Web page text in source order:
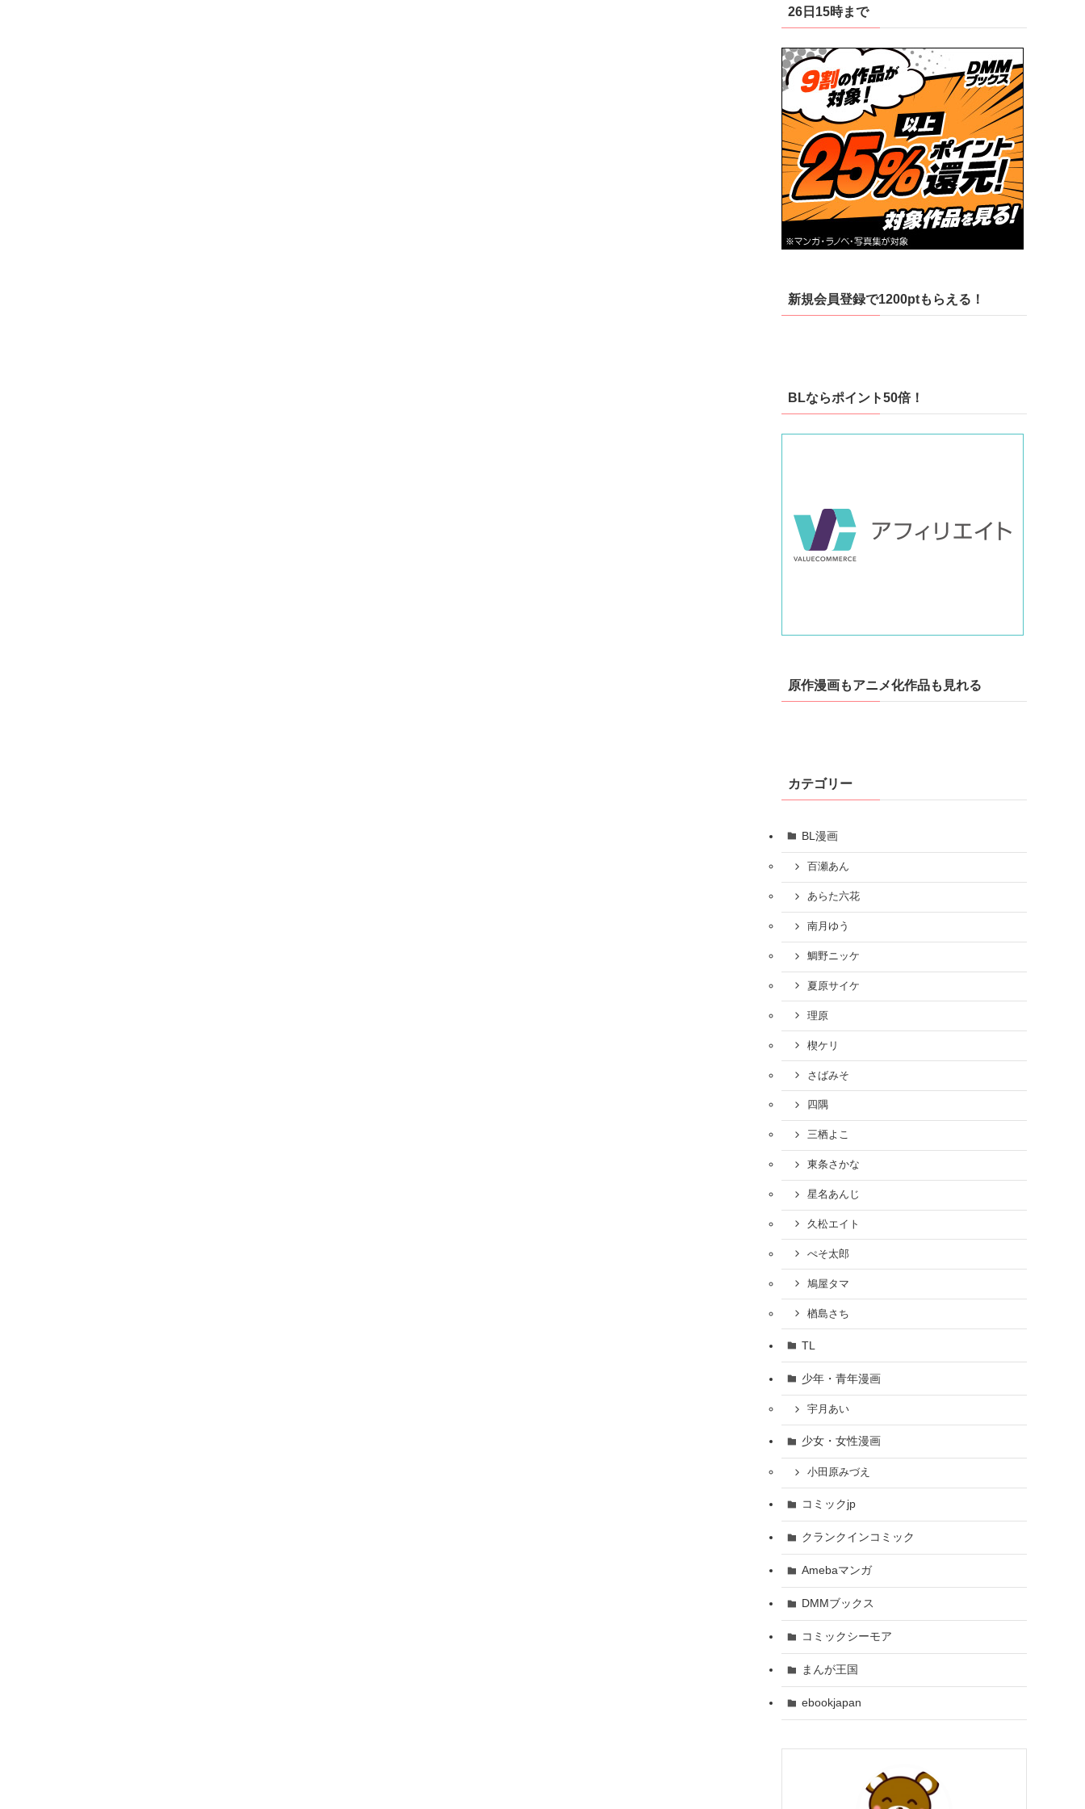
26日15時まで
新規会員登録で1200ptもらえる！
BLならポイント50倍！
原作漫画もアニメ化作品も見れる
カテゴリー
BL漫画
百瀬あん
あらた六花
南月ゆう
鯛野ニッケ
夏原サイケ
理原
楔ケリ
さばみそ
四隅
三栖よこ
東条さかな
星名あんじ
久松エイト
ぺそ太郎
鳩屋タマ
楢島さち
TL
少年・青年漫画
宇月あい
少女・女性漫画
小田原みづえ
コミックjp
クランクインコミック
Amebaマンガ
DMMブックス
コミックシーモア
まんが王国
ebookjapan